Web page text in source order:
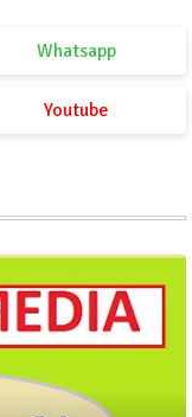
Whatsapp
Youtube